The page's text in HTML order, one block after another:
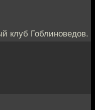
клуб Гоблиноведов.